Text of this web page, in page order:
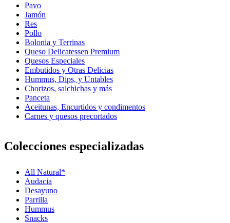
Pavo
Jamón
Res
Pollo
Bolonia y Terrinas
Queso Delicatessen Premium
Quesos Especiales
Embutidos y Otras Delicias
Hummus, Dips, y Untables
Chorizos, salchichas y más
Panceta
Aceitunas, Encurtidos y condimentos
Carnes y quesos precortados
Colecciones especializadas
All Natural*
Audacia
Desayuno
Parrilla
Hummus
Snacks